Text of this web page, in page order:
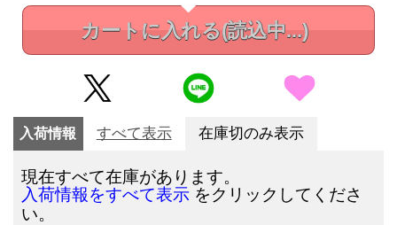
カートに入れる(読込中...)
入荷情報 すべて表示 在庫切のみ表示
現在すべて在庫があります。
入荷情報をすべて表示 をクリックしてくださ
い。